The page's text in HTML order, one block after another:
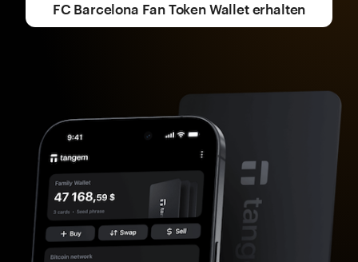
FC Barcelona Fan Token Wallet erhalten